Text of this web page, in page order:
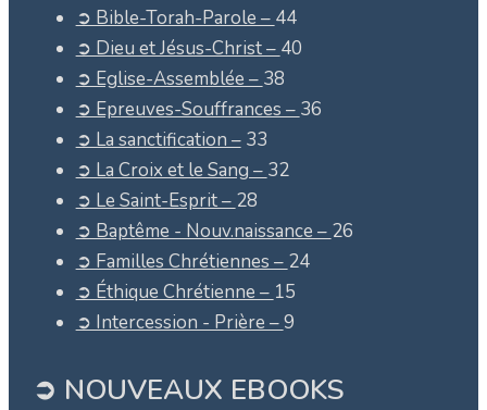
➲ Bible-Torah-Parole – 44
➲ Dieu et Jésus-Christ – 40
➲ Eglise-Assemblée – 38
➲ Epreuves-Souffrances – 36
➲ La sanctification – 33
➲ La Croix et le Sang – 32
➲ Le Saint-Esprit – 28
➲ Baptême - Nouv.naissance – 26
➲ Familles Chrétiennes – 24
➲ Éthique Chrétienne – 15
➲ Intercession - Prière –9
➲ NOUVEAUX EBOOKS